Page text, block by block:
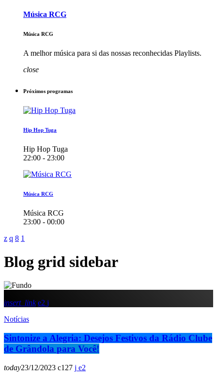
Música RCG
Música RCG
A melhor música para si das nossas reconhecidas Playlists.
close
Próximos programas
Hip Hop Tuga
Hip Hop Tuga
22:00 - 23:00
Música RCG
Música RCG
23:00 - 00:00
Blog grid sidebar
insert_link
2
Notícias
Sintonize a Alegria: Desejos Festivos da Rádio Clube
de Grândola para Você!
today23/12/2023 127 2